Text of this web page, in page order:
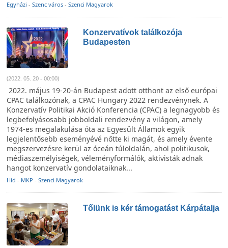
Egyházi - Szenc város - Szenci Magyarok
Konzervatívok találkozója
Budapesten
(2022. 05. 20 - 00:00)
2022. május 19-20-án Budapest adott otthont az első európai
CPAC találkozónak, a CPAC Hungary 2022 rendezvénynek. A
Konzervatív Politikai Akció Konferencia (CPAC) a legnagyobb és
legbefolyásosabb jobboldali rendezvény a világon, amely
1974-es megalakulása óta az Egyesült Államok egyik
legjelentősebb eseményévé nőtte ki magát, és amely évente
megszervezésre kerül az óceán túloldalán, ahol politikusok,
médiaszemélyiségek, véleményformálók, aktivisták adnak
hangot konzervatív gondolataiknak...
Híd - MKP - Szenci Magyarok
Tőlünk is kér támogatást Kárpátalja